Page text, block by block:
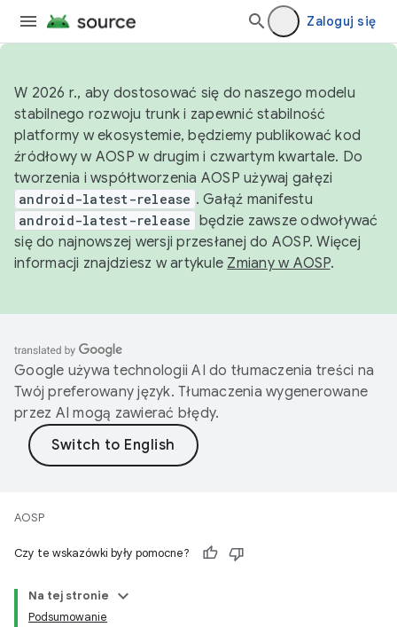
Zaloguj się
W 2026 r., aby dostosować się do naszego modelu
stabilnego rozwoju trunk i zapewnić stabilność
platformy w ekosystemie, będziemy publikować kod
źródłowy w AOSP w drugim i czwartym kwartale. Do
tworzenia i współtworzenia AOSP używaj gałęzi
android-latest-release . Gałąź manifestu
android-latest-release będzie zawsze odwoływać
się do najnowszej wersji przesłanej do AOSP. Więcej
informacji znajdziesz w artykule Zmiany w AOSP.
Google używa technologii AI do tłumaczenia treści na
Twój preferowany język. Tłumaczenia wygenerowane
przez AI mogą zawierać błędy.
AOSP
Czy te wskazówki były pomocne?
Na tej stronie
Podsumowanie